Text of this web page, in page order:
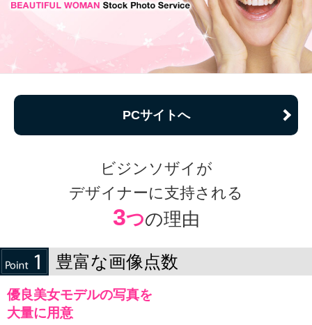
PCサイトへ
ビジンソザイが
デザイナーに支持される
3つの理由
豊富な画像点数
優良美女モデルの写真を
大量に用意